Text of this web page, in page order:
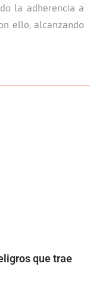
la adherencia a
ello, alcanzando
que trae